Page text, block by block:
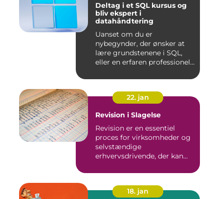
Deltag i et SQL kursus og
bliv ekspert i
datahåndtering
Uanset om du er
nybegynder, der ønsker at
lære grundstenene i SQL,
eller en erfaren professionel,
22. jan
Revision i Slagelse
Revision er en essentiel
proces for virksomheder og
selvstændige
erhvervsdrivende, der kan
18. jan